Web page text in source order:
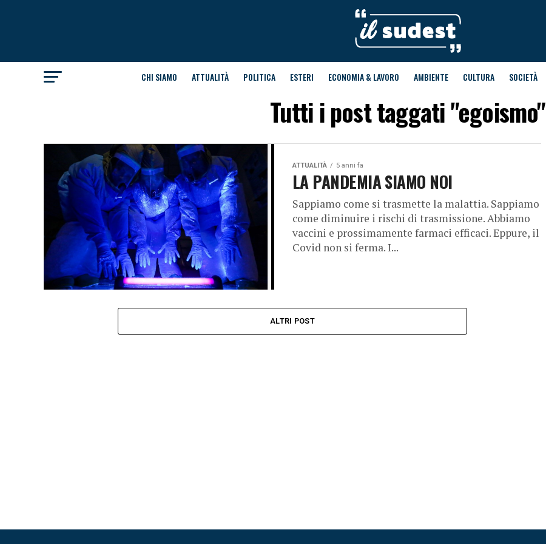
CHI SIAMO ATTUALITÀ POLITICA ESTERI ECONOMIA & LAVORO AMBIENTE CULTURA SOCIETÀ
Tutti i post taggati "egoismo"
ATTUALITÀ 5 anni fa
LA PANDEMIA SIAMO NOI
Sappiamo come si trasmette la malattia. Sappiamo
come diminuire i rischi di trasmissione. Abbiamo
vaccini e prossimamente farmaci efficaci. Eppure, il
Covid non si ferma. I...
ALTRI POST